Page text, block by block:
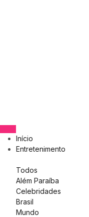
Início
Entretenimento
Todos
Além Paraíba
Celebridades
Brasil
Mundo